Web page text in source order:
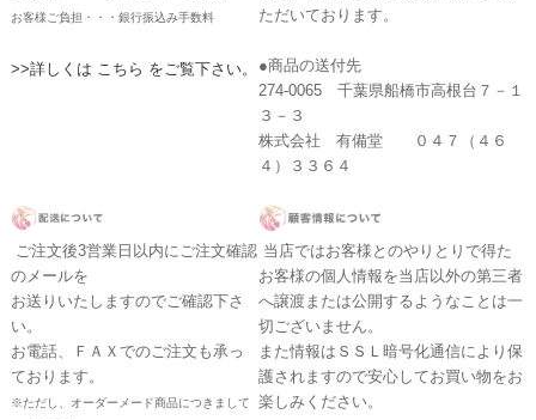
お客様ご負担・・・銀行振込み手数料
>>詳しくは こちら をご覧下さい。
ただいております。
●商品の送付先
274-0065 千葉県船橋市高根台７－１
３－３
株式会社 有備堂 ０４７（４６
４）３３６４
ご注文後3営業日以内にご注文確認
のメールを
お送りいたしますのでご確認下さ
い。
お電話、ＦＡＸでのご注文も承っ
ております。
※ただし、オーダーメード商品につきまして
当店ではお客様とのやりとりで得た
お客様の個人情報を当店以外の第三者
へ譲渡または公開するようなことは一
切ございません。
また情報はＳＳＬ暗号化通信により保
護されますので安心してお買い物をお
楽しみください。